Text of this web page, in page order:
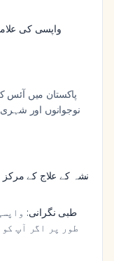
واپسی کی
پاکستان میں آئس
نوجوانوں اور
نشہ کے علاج کے مرکز
طبی نگرانی:
طور پر اگر آپ